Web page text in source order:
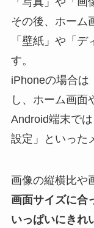
その後、ホーム
「壁紙」や「
す。
iPhoneの場合は
し、ホーム画面
Android端末で
設定」といった
画像の縦横比や
画面サイズに合
いっぱいにきれ